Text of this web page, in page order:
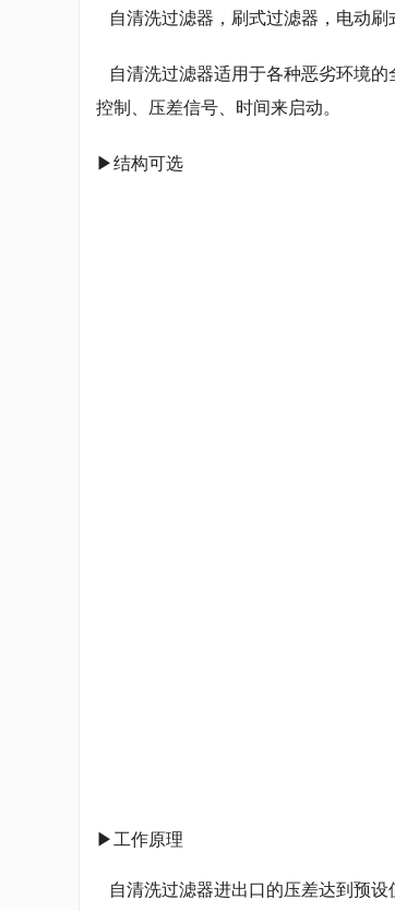
自清洗过滤器，刷式过滤器，电动刷
自清洗过滤器适用于各种恶劣环境的
控制、压差信号、时间来启动。
▶结构可选
▶工作原理
自清洗过滤器进出口的压差达到预设